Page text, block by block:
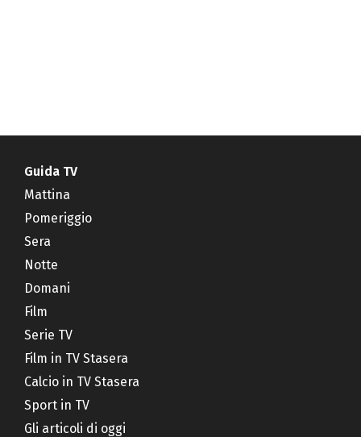
Guida TV
Mattina
Pomeriggio
Sera
Notte
Domani
Film
Serie TV
Film in TV Stasera
Calcio in TV Stasera
Sport in TV
Gli articoli di oggi